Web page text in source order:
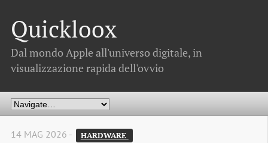
Quickloox
Dal mondo Apple all'universo digitale, in
visualizzazione rapida dell'ovvio
14 MAG 2026 - HARDWARE